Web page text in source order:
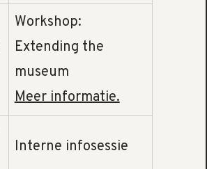
Workshop:
Extending the
museum
Meer informatie.
Interne infosessie